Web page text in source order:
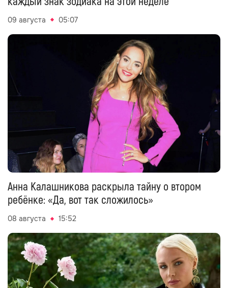
09 августа 05:07
Анна Калашникова раскрыла тайну о втором
ребёнке: «Да, вот так сложилось»
08 августа 15:52